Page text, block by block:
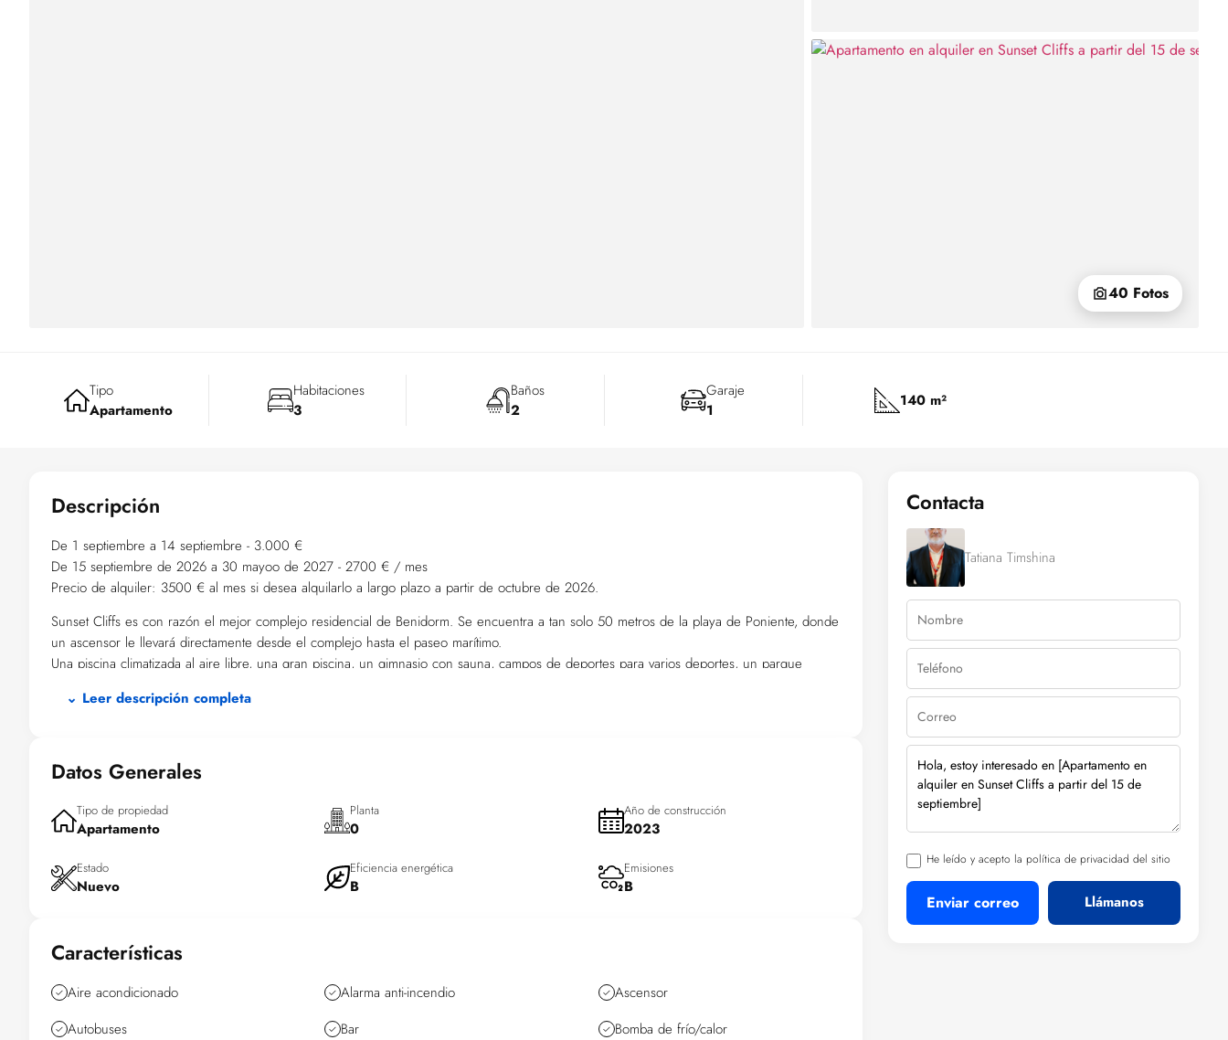
40 Fotos
Tipo
Apartamento
Habitaciones
3
Baños
2
Garaje
1
140 m²
Descripción
De 1 septiembre a 14 septiembre - 3.000 €
De 15 septiembre de 2026 a 30 mayoo de 2027 - 2700 € / mes
Precio de alquiler: 3500 € al mes si desea alquilarlo a largo plazo a partir de octubre de 2026.
Sunset Cliffs es con razón el mejor complejo residencial de Benidorm. Se encuentra a tan solo 50 metros de la playa de Poniente, donde
un ascensor le llevará directamente desde el complejo hasta el paseo marítimo.
Una piscina climatizada al aire libre, una gran piscina, un gimnasio con sauna, campos de deportes para varios deportes, un parque
⌄ Leer descripción completa
Datos Generales
Tipo de propiedad
Apartamento
Planta
0
Año de construcción
2023
Estado
Nuevo
Eficiencia energética
B
Emisiones
B
Características
Aire acondicionado Alarma anti-incendio
Ascensor
Autobuses
Bar
Bomba de frío/calor
Contacta
Tatiana Timshina
He leído y acepto la política de privacidad del sitio
Enviar correo Llámanos